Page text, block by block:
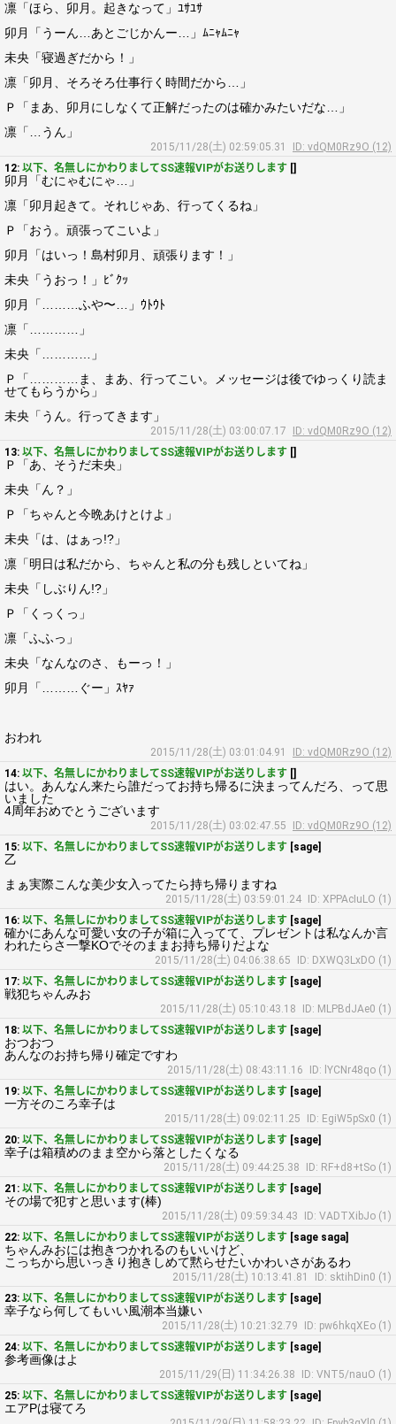
凛「ほら、卯月。起きなって」ﾕｻﾕｻ
卯月「うーん…あとごじかんー…」ﾑﾆｬﾑﾆｬ
未央「寝過ぎだから！」
凛「卯月、そろそろ仕事行く時間だから…」
Ｐ「まあ、卯月にしなくて正解だったのは確かみたいだな…」
凛「…うん」
2015/11/28(土) 02:59:05.31
ID: vdQM0Rz9O (12)
12: 以下、名無しにかわりましてSS速報VIPがお送りします []
卯月「むにゃむにゃ…」
凛「卯月起きて。それじゃあ、行ってくるね」
Ｐ「おう。頑張ってこいよ」
卯月「はいっ！島村卯月、頑張ります！」
未央「うおっ！」ﾋﾞｸｯ
卯月「………ふや〜…」ｳﾄｳﾄ
凛「…………」
未央「…………」
Ｐ「…………ま、まあ、行ってこい。メッセージは後でゆっくり読ま
せてもらうから」
未央「うん。行ってきます」
2015/11/28(土) 03:00:07.17
ID: vdQM0Rz9O (12)
13: 以下、名無しにかわりましてSS速報VIPがお送りします []
Ｐ「あ、そうだ未央」
未央「ん？」
Ｐ「ちゃんと今晩あけとけよ」
未央「は、はぁっ!?」
凛「明日は私だから、ちゃんと私の分も残しといてね」
未央「しぶりん!?」
Ｐ「くっくっ」
凛「ふふっ」
未央「なんなのさ、もーっ！」
卯月「………ぐー」ｽﾔｧ
おわれ
2015/11/28(土) 03:01:04.91
ID: vdQM0Rz9O (12)
14: 以下、名無しにかわりましてSS速報VIPがお送りします []
はい。あんなん来たら誰だってお持ち帰るに決まってんだろ、って思
いました
4周年おめでとうございます
2015/11/28(土) 03:02:47.55
ID: vdQM0Rz9O (12)
15: 以下、名無しにかわりましてSS速報VIPがお送りします [sage]
乙
まぁ実際こんな美少女入ってたら持ち帰りますね
2015/11/28(土) 03:59:01.24
ID: XPPAcIuLO (1)
16: 以下、名無しにかわりましてSS速報VIPがお送りします [sage]
確かにあんな可愛い女の子が箱に入ってて、プレゼントは私なんか言
われたらさ一撃KOでそのままお持ち帰りだよな
2015/11/28(土) 04:06:38.65
ID: DXWQ3LxDO (1)
17: 以下、名無しにかわりましてSS速報VIPがお送りします [sage]
戦犯ちゃんみお
2015/11/28(土) 05:10:43.18
ID: MLPBdJAe0 (1)
18: 以下、名無しにかわりましてSS速報VIPがお送りします [sage]
おつおつ
あんなのお持ち帰り確定ですわ
2015/11/28(土) 08:43:11.16
ID: lYCNr48qo (1)
19: 以下、名無しにかわりましてSS速報VIPがお送りします [sage]
一方そのころ幸子は
2015/11/28(土) 09:02:11.25
ID: EgiW5pSx0 (1)
20: 以下、名無しにかわりましてSS速報VIPがお送りします [sage]
幸子は箱積めのまま空から落としたくなる
2015/11/28(土) 09:44:25.38
ID: RF+d8+tSo (1)
21: 以下、名無しにかわりましてSS速報VIPがお送りします [sage]
その場で犯すと思います(棒)
2015/11/28(土) 09:59:34.43
ID: VADTXibJo (1)
22: 以下、名無しにかわりましてSS速報VIPがお送りします [sage saga]
ちゃんみおには抱きつかれるのもいいけど、
こっちから思いっきり抱きしめて黙らせたいかわいさがあるわ
2015/11/28(土) 10:13:41.81
ID: sktihDin0 (1)
23: 以下、名無しにかわりましてSS速報VIPがお送りします [sage]
幸子なら何してもいい風潮本当嫌い
2015/11/28(土) 10:21:32.79
ID: pw6hkqXEo (1)
24: 以下、名無しにかわりましてSS速報VIPがお送りします [sage]
参考画像はよ
2015/11/29(日) 11:34:26.38
ID: VNT5/nauO (1)
25: 以下、名無しにかわりましてSS速報VIPがお送りします [sage]
エアPは寝てろ